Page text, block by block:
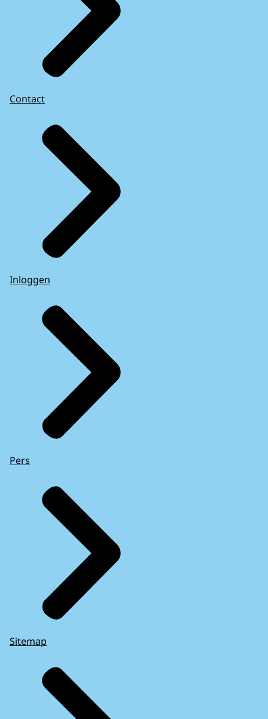
Contact
Inloggen
Pers
Sitemap